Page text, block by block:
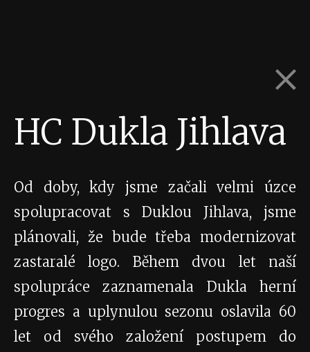
HC Dukla Jihlava
Od doby, kdy jsme začali velmi úzce
spolupracovat s Duklou Jihlava, jsme
plánovali, že bude třeba modernizovat
zastaralé logo. Během dvou let naší
spolupráce zaznamenala Dukla herní
progres a uplynulou sezonu oslavila 60
let od svého založení postupem do